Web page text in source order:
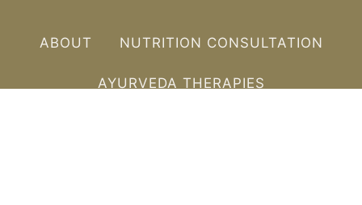
ABOUT NUTRITION CONSULTATION
AYURVEDA THERAPIES